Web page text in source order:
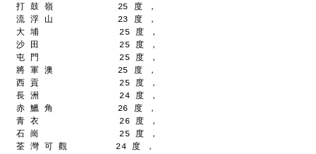
打 鼓 嶺            25 度 ，
流 浮 山            23 度 ，
大 埔               25 度 ，
沙 田               25 度 ，
屯 門               25 度 ，
將 軍 澳            25 度 ，
西 貢               25 度 ，
長 洲               24 度 ，
赤 鱲 角            26 度 ，
青 衣               26 度 ，
石 崗               25 度 ，
荃 灣 可 觀         24 度 ，